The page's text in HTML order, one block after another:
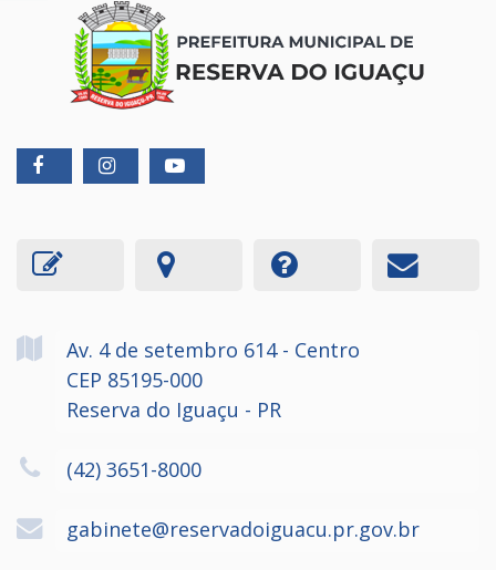
Av. 4 de setembro 614 - Centro
CEP 85195-000
Reserva do Iguaçu - PR
(42) 3651-8000
gabinete@reservadoiguacu.pr.gov.br